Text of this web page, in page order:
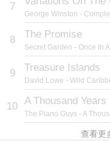
7
George Winston -
8 The Promise
Secret Garden - Once In
9 Treasure Islands
David Lowe - Wild
10 A Thousand Years
The Piano Guys - A
查看更